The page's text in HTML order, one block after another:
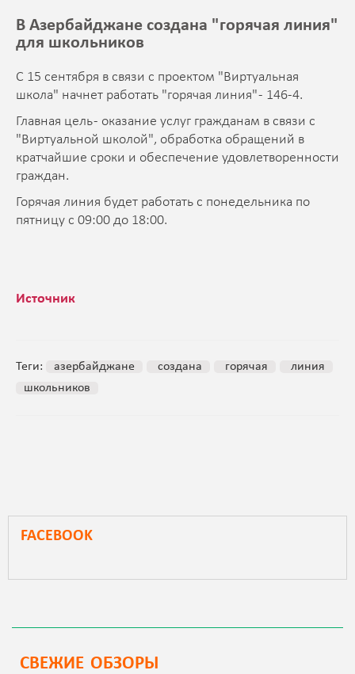
В Азербайджане создана "горячая линия"
для школьников
С 15 сентября в связи с проектом "Виртуальная
школа" начнет работать "горячая линия" - 146-4.
Главная цель - оказание услуг гражданам в связи с
"Виртуальной школой", обработка обращений в
кратчайшие сроки и обеспечение удовлетворенности
граждан.
Горячая линия будет работать с понедельника по
пятницу с 09:00 до 18:00.
Источник
Теги: азербайджане создана горячая
линия
школьников
FACEBOOK
СВЕЖИЕ ОБЗОРЫ